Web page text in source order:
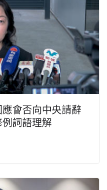
會否向中央請辭
詞語理解